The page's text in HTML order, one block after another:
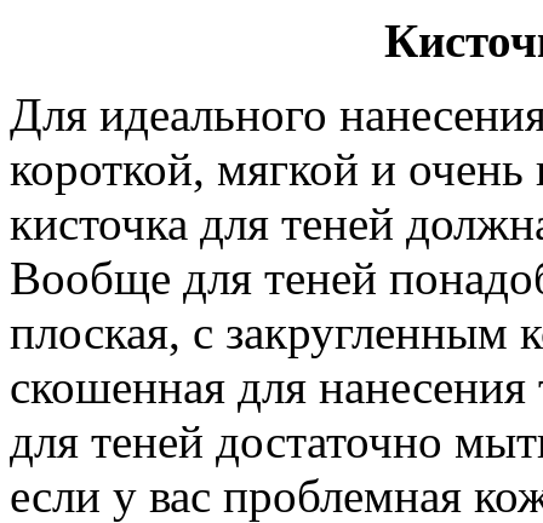
Для идеального
короткой, мягкой и
кисточка для теней
Вообще для теней
плоская, с закругленным
скошенная для нанесения
для теней достаточно
если у вас проблемная